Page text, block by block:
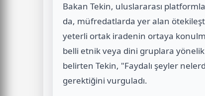
Bakan Tekin, uluslararası
da, müfredatlarda yer alan
yeterli ortak iradenin ortaya
belli etnik veya dini gruplara
belirten Tekin, "Faydalı şeyler
gerektiğini vurguladı.